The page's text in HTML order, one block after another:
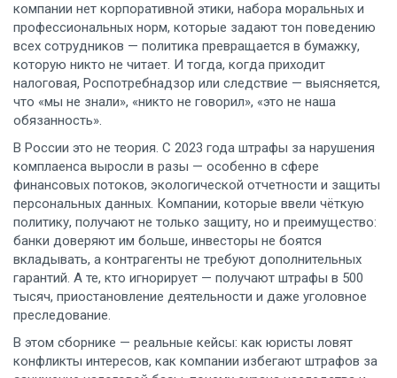
компании нет корпоративной этики, набора моральных и
профессиональных норм, которые задают тон поведению
всех сотрудников — политика превращается в бумажку,
которую никто не читает. И тогда, когда приходит
налоговая, Роспотребнадзор или следствие — выясняется,
что «мы не знали», «никто не говорил», «это не наша
обязанность».
В России это не теория. С 2023 года штрафы за нарушения
комплаенса выросли в разы — особенно в сфере
финансовых потоков, экологической отчетности и защиты
персональных данных. Компании, которые ввели чёткую
политику, получают не только защиту, но и преимущество:
банки доверяют им больше, инвесторы не боятся
вкладывать, а контрагенты не требуют дополнительных
гарантий. А те, кто игнорирует — получают штрафы в 500
тысяч, приостановление деятельности и даже уголовное
преследование.
В этом сборнике — реальные кейсы: как юристы ловят
конфликты интересов, как компании избегают штрафов за